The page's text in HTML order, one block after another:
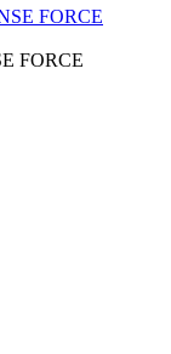
FORCE